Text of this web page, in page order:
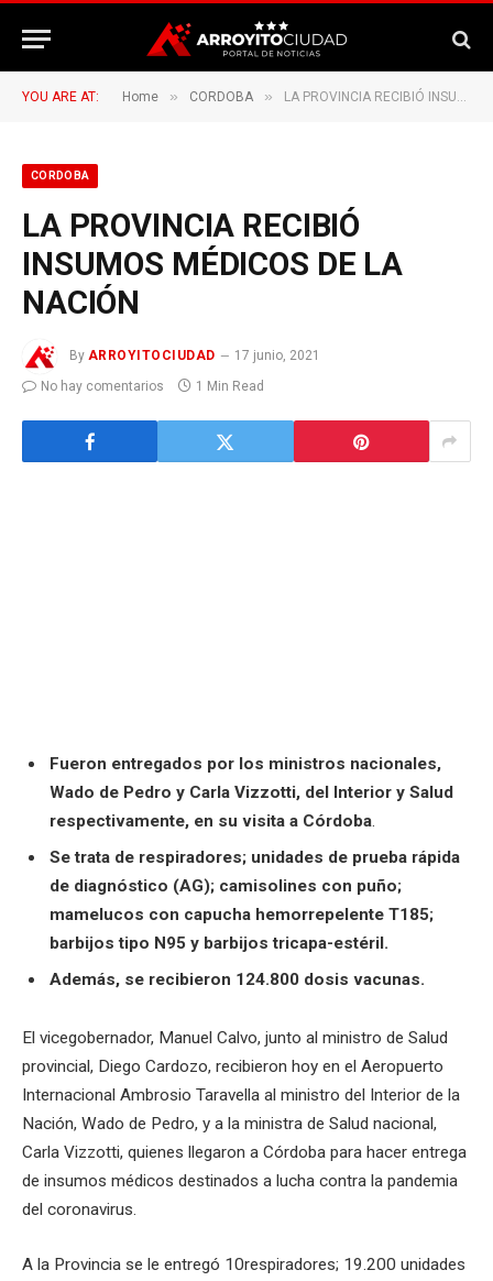
YOU ARE AT: Home » CORDOBA » LA PROVINCIA RECIBIÓ INSUMOS MÉDICOS DE LA NACIÓN
CORDOBA
LA PROVINCIA RECIBIÓ
INSUMOS MÉDICOS DE LA
NACIÓN
By ARROYITOCIUDAD
17 junio, 2021
No hay comentarios
1 Min Read
Fueron entregados por los ministros nacionales,
Wado de Pedro y Carla Vizzotti, del Interior y Salud
respectivamente, en su visita a Córdoba.
Se trata de respiradores; unidades de prueba rápida
de diagnóstico (AG); camisolines con puño;
mamelucos con capucha hemorrepelente T185;
barbijos tipo N95 y barbijos tricapa-estéril.
Además, se recibieron 124.800 dosis vacunas.
El vicegobernador, Manuel Calvo, junto al ministro de Salud
provincial, Diego Cardozo, recibieron hoy en el Aeropuerto
Internacional Ambrosio Taravella al ministro del Interior de la
Nación, Wado de Pedro, y a la ministra de Salud nacional,
Carla Vizzotti, quienes llegaron a Córdoba para hacer entrega
de insumos médicos destinados a lucha contra la pandemia
del coronavirus.
A la Provincia se le entregó 10respiradores; 19.200 unidades